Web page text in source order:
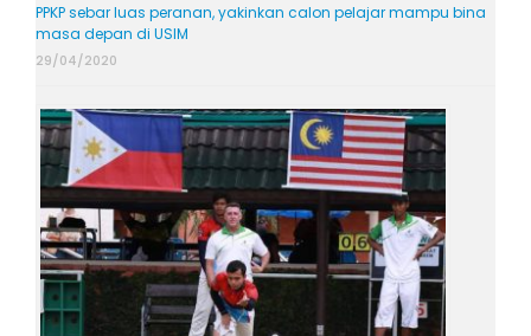
PPKP sebar luas peranan, yakinkan calon pelajar mampu bina
masa depan di USIM
29/04/2020